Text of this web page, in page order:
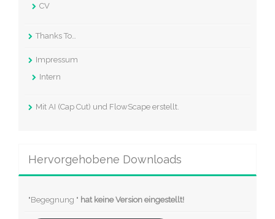
CV
Thanks To…
Impressum
Intern
Mit AI (Cap Cut) und FlowScape erstellt.
Hervorgehobene Downloads
"Begegnung " hat keine Version eingestellt!